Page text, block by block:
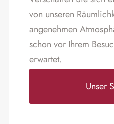
von unseren
angenehmen
schon vor Ihrem
erwartet.
Unser